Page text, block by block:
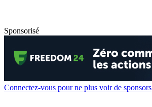
Sponsorisé
Connectez-vous pour ne plus voir de sponsors